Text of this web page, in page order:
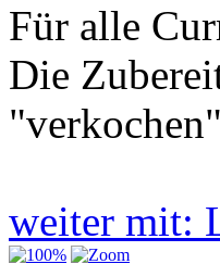
Für alle
Die
weiter mit: